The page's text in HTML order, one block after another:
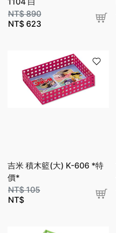
NT$890
NT$ 623
吉米 積木籃(大) K-606 *特
價*
NT$105
NT$